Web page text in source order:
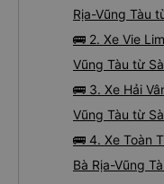
Rịa-Vũng Tàu
🚌 2. Xe Vie
Vũng Tàu từ
🚌 3. Xe Hải
Vũng Tàu từ
🚌 4. Xe Toàn
Bà Rịa-Vũng